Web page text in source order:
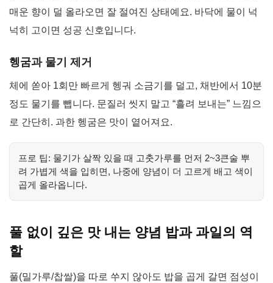
매운 향이 덜 올라오면 잘 절여진 상태예요. 바닥에 물이 넉
넉히 고이면 성공 신호입니다.
헹굼과 물기 제거
체에 쏟아 1회만 빠르게 헹궈 소금기를 덜고, 채반에서 10분
정도 물기를 뺍니다. 문질러 씻지 말고 “흘려 보내는” 느낌으
로 간단히. 과한 헹굼은 맛이 옅어져요.
프로 팁: 물기가 살짝 있을 때 고춧가루를 먼저 2~3큰술 뿌
려 가볍게 색을 입히면, 나중에 양념이 더 고르게 배고 색이
곱게 올라옵니다.
풀 없이 깊은 맛 내는 양념 밥과 과일의 역
할
풀(밀가루/찹쌀)을 따로 쑤지 않아도 밥을 곱게 갈면 점성이